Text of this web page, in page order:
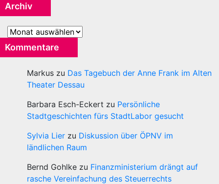
Archiv
Archiv
Kommentare
Markus zu Das Tagebuch der Anne Frank im Alten
Theater Dessau
Barbara Esch-Eckert zu Persönliche
Stadtgeschichten fürs StadtLabor gesucht
Sylvia Lier zu Diskussion über ÖPNV im
ländlichen Raum
Bernd Gohlke zu Finanzministerium drängt auf
rasche Vereinfachung des Steuerrechts